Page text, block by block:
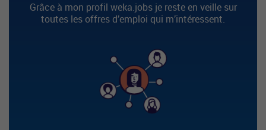
Grâce à mon profil weka.jobs je reste en veille sur
toutes les offres d’emploi qui m’intéressent.